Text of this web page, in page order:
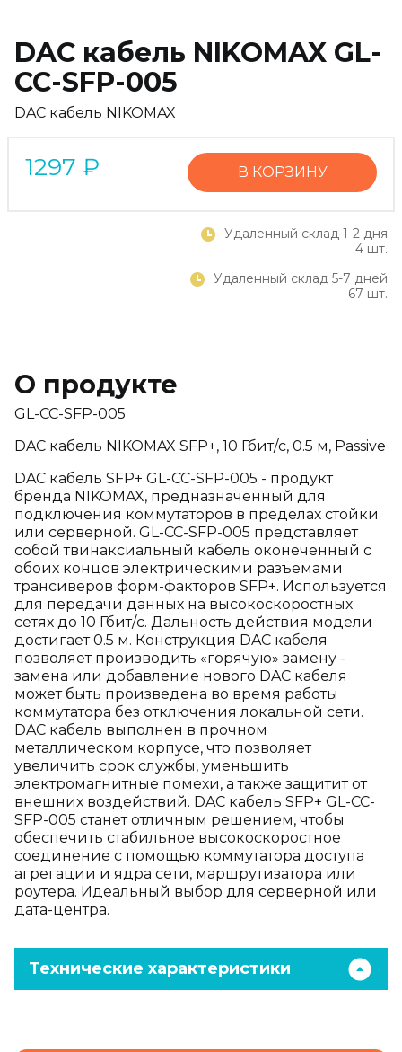
DAC кабель NIKOMAX GL-
CC-SFP-005
DAC кабель NIKOMAX
1297 ₽ В КОРЗИНУ
Удаленный склад 1-2 дня
4 шт.
Удаленный склад 5-7 дней
67 шт.
О продукте
GL-CC-SFP-005
DAC кабель NIKOMAX SFP+, 10 Гбит/с, 0.5 м, Passive
DAC кабель SFP+ GL-CC-SFP-005 - продукт
бренда NIKOMAX, предназначенный для
подключения коммутаторов в пределах стойки
или серверной. GL-CC-SFP-005 представляет
собой твинаксиальный кабель оконеченный с
обоих концов электрическими разъемами
трансиверов форм-факторов SFP+. Используется
для передачи данных на высокоскоростных
сетях до 10 Гбит/с. Дальность действия модели
достигает 0.5 м. Конструкция DAC кабеля
позволяет производить «горячую» замену -
замена или добавление нового DAC кабеля
может быть произведена во время работы
коммутатора без отключения локальной сети.
DAC кабель выполнен в прочном
металлическом корпусе, что позволяет
увеличить срок службы, уменьшить
электромагнитные помехи, а также защитит от
внешних воздействий. DAC кабель SFP+ GL-CC-
SFP-005 станет отличным решением, чтобы
обеспечить стабильное высокоскоростное
соединение с помощью коммутатора доступа
агрегации и ядра сети, маршрутизатора или
роутера. Идеальный выбор для серверной или
дата-центра.
Технические характеристики